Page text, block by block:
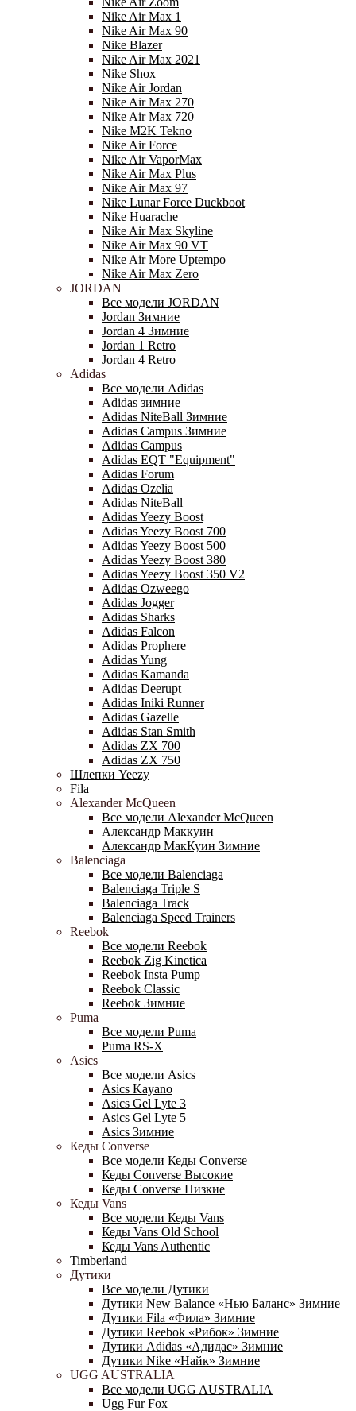
Nike Air Max 1
Nike Air Max 90
Nike Blazer
Nike Air Max 2021
Nike Shox
Nike Air Jordan
Nike Air Max 270
Nike Air Max 720
Nike M2K Tekno
Nike Air Force
Nike Air VaporMax
Nike Air Max Plus
Nike Air Max 97
Nike Lunar Force Duckboot
Nike Huarache
Nike Air Max Skyline
Nike Air Max 90 VT
Nike Air More Uptempo
Nike Air Max Zero
JORDAN
Все модели JORDAN
Jordan Зимние
Jordan 4 Зимние
Jordan 1 Retro
Jordan 4 Retro
Adidas
Все модели Adidas
Adidas зимние
Adidas NiteBall Зимние
Adidas Campus Зимние
Adidas Campus
Adidas EQT "Equipment"
Adidas Forum
Adidas Ozelia
Adidas NiteBall
Adidas Yeezy Boost
Adidas Yeezy Boost 700
Adidas Yeezy Boost 500
Adidas Yeezy Boost 380
Adidas Yeezy Boost 350 V2
Adidas Ozweego
Adidas Jogger
Adidas Sharks
Adidas Falcon
Adidas Prophere
Adidas Yung
Adidas Kamanda
Adidas Deerupt
Adidas Iniki Runner
Adidas Gazelle
Adidas Stan Smith
Adidas ZX 700
Adidas ZX 750
Шлепки Yeezy
Fila
Alexander McQueen
Все модели Alexander McQueen
Александр Маккуин
Александр МакКуин Зимние
Balenciaga
Все модели Balenciaga
Balenciaga Triple S
Balenciaga Track
Balenciaga Speed Trainers
Reebok
Все модели Reebok
Reebok Zig Kinetica
Reebok Insta Pump
Reebok Classic
Reebok Зимние
Puma
Все модели Puma
Puma RS-X
Asics
Все модели Asics
Asics Kayano
Asics Gel Lyte 3
Asics Gel Lyte 5
Asics Зимние
Кеды Converse
Все модели Кеды Converse
Кеды Converse Высокие
Кеды Converse Низкие
Кеды Vans
Все модели Кеды Vans
Кеды Vans Old School
Кеды Vans Authentic
Timberland
Дутики
Все модели Дутики
Дутики New Balance «Нью Баланс» Зимние
Дутики Fila «Фила» Зимние
Дутики Reebok «Рибок» Зимние
Дутики Adidas «Адидас» Зимние
Дутики Nike «Найк» Зимние
UGG AUSTRALIA
Все модели UGG AUSTRALIA
Ugg Fur Fox